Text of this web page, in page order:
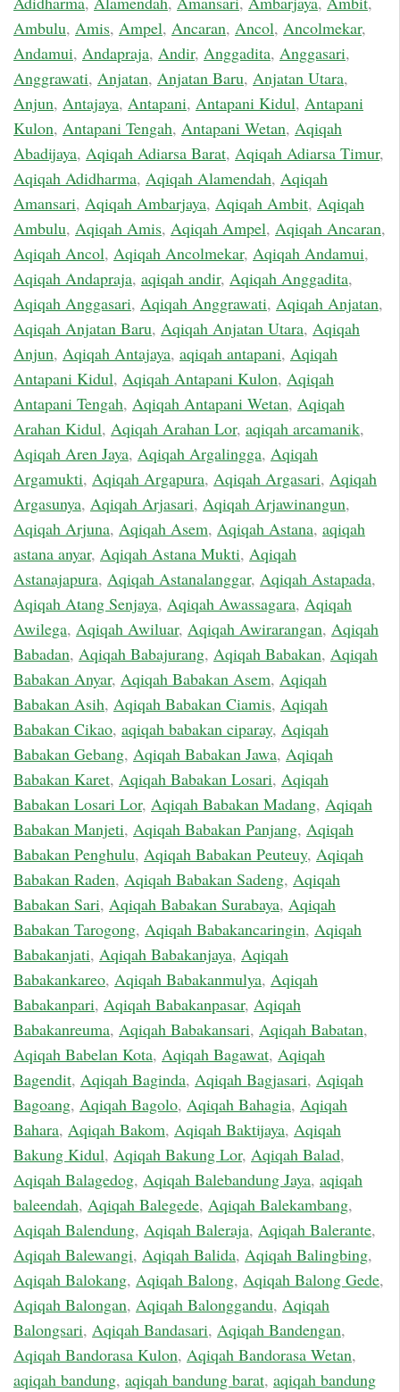
Ambulu, Amis, Ampel, Ancaran, Ancol, Ancolmekar,
Andamui, Andapraja, Andir, Anggadita, Anggasari,
Anggrawati, Anjatan, Anjatan Baru, Anjatan Utara,
Anjun, Antajaya, Antapani, Antapani Kidul, Antapani
Kulon, Antapani Tengah, Antapani Wetan, Aqiqah
Abadijaya, Aqiqah Adiarsa Barat, Aqiqah Adiarsa Timur,
Aqiqah Adidharma, Aqiqah Alamendah, Aqiqah
Amansari, Aqiqah Ambarjaya, Aqiqah Ambit, Aqiqah
Ambulu, Aqiqah Amis, Aqiqah Ampel, Aqiqah Ancaran,
Aqiqah Ancol, Aqiqah Ancolmekar, Aqiqah Andamui,
Aqiqah Andapraja, aqiqah andir, Aqiqah Anggadita,
Aqiqah Anggasari, Aqiqah Anggrawati, Aqiqah Anjatan,
Aqiqah Anjatan Baru, Aqiqah Anjatan Utara, Aqiqah
Anjun, Aqiqah Antajaya, aqiqah antapani, Aqiqah
Antapani Kidul, Aqiqah Antapani Kulon, Aqiqah
Antapani Tengah, Aqiqah Antapani Wetan, Aqiqah
Arahan Kidul, Aqiqah Arahan Lor, aqiqah arcamanik,
Aqiqah Aren Jaya, Aqiqah Argalingga, Aqiqah
Argamukti, Aqiqah Argapura, Aqiqah Argasari, Aqiqah
Argasunya, Aqiqah Arjasari, Aqiqah Arjawinangun,
Aqiqah Arjuna, Aqiqah Asem, Aqiqah Astana, aqiqah
astana anyar, Aqiqah Astana Mukti, Aqiqah
Astanajapura, Aqiqah Astanalanggar, Aqiqah Astapada,
Aqiqah Atang Senjaya, Aqiqah Awassagara, Aqiqah
Awilega, Aqiqah Awiluar, Aqiqah Awirarangan, Aqiqah
Babadan, Aqiqah Babajurang, Aqiqah Babakan, Aqiqah
Babakan Anyar, Aqiqah Babakan Asem, Aqiqah
Babakan Asih, Aqiqah Babakan Ciamis, Aqiqah
Babakan Cikao, aqiqah babakan ciparay, Aqiqah
Babakan Gebang, Aqiqah Babakan Jawa, Aqiqah
Babakan Karet, Aqiqah Babakan Losari, Aqiqah
Babakan Losari Lor, Aqiqah Babakan Madang, Aqiqah
Babakan Manjeti, Aqiqah Babakan Panjang, Aqiqah
Babakan Penghulu, Aqiqah Babakan Peuteuy, Aqiqah
Babakan Raden, Aqiqah Babakan Sadeng, Aqiqah
Babakan Sari, Aqiqah Babakan Surabaya, Aqiqah
Babakan Tarogong, Aqiqah Babakancaringin, Aqiqah
Babakanjati, Aqiqah Babakanjaya, Aqiqah
Babakankareo, Aqiqah Babakanmulya, Aqiqah
Babakanpari, Aqiqah Babakanpasar, Aqiqah
Babakanreuma, Aqiqah Babakansari, Aqiqah Babatan,
Aqiqah Babelan Kota, Aqiqah Bagawat, Aqiqah
Bagendit, Aqiqah Baginda, Aqiqah Bagjasari, Aqiqah
Bagoang, Aqiqah Bagolo, Aqiqah Bahagia, Aqiqah
Bahara, Aqiqah Bakom, Aqiqah Baktijaya, Aqiqah
Bakung Kidul, Aqiqah Bakung Lor, Aqiqah Balad,
Aqiqah Balagedog, Aqiqah Balebandung Jaya, aqiqah
baleendah, Aqiqah Balegede, Aqiqah Balekambang,
Aqiqah Balendung, Aqiqah Baleraja, Aqiqah Balerante,
Aqiqah Balewangi, Aqiqah Balida, Aqiqah Balingbing,
Aqiqah Balokang, Aqiqah Balong, Aqiqah Balong Gede,
Aqiqah Balongan, Aqiqah Balonggandu, Aqiqah
Balongsari, Aqiqah Bandasari, Aqiqah Bandengan,
Aqiqah Bandorasa Kulon, Aqiqah Bandorasa Wetan,
aqiqah bandung, aqiqah bandung barat, aqiqah bandung